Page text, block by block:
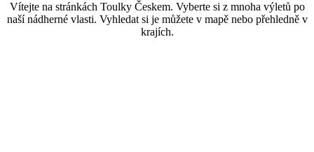
Vítejte na stránkách Toulky Českem. Vyberte si z mnoha výletů po
naší nádherné vlasti. Vyhledat si je můžete v mapě nebo přehledně v
krajích.